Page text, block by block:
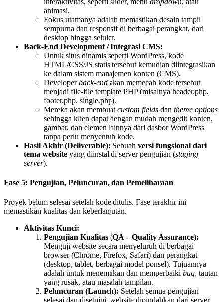
animasi.
Fokus utamanya adalah memastikan desain tampil
sempurna dan responsif di berbagai perangkat, dari
desktop hingga seluler.
Back-End Development / Integrasi CMS:
Untuk situs dinamis seperti WordPress, kode
HTML/CSS/JS statis tersebut kemudian diintegrasikan
ke dalam sistem manajemen konten (CMS).
Developerback-end akan memecah kode tersebut
menjadi file-file template PHP (misalnya header.php,
footer.php, single.php).
Mereka akan membuat custom fields dan theme options
sehingga klien dapat dengan mudah mengedit konten,
gambar, dan elemen lainnya dari dasbor WordPress
tanpa perlu menyentuh kode.
Hasil Akhir (Deliverable): Sebuah versi fungsional dari
tema website yang diinstal di server pengujian (staging
server).
Fase 5: Pengujian, Peluncuran, dan Pemeliharaan
Proyek belum selesai setelah kode ditulis. Fase terakhir ini
memastikan kualitas dan keberlanjutan.
Aktivitas Kunci:
Pengujian Kualitas (QA – Quality Assurance):
Menguji website secara menyeluruh di berbagai
browser (Chrome, Firefox, Safari) dan perangkat
(desktop, tablet, berbagai model ponsel). Tujuannya
adalah untuk menemukan dan memperbaiki bug, tautan
yang rusak, atau masalah tampilan.
Peluncuran (Launch): Setelah semua pengujian
selesai dan disetujui, website dipindahkan dari server